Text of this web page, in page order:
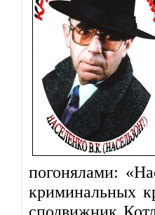
погонялами:
криминальных
сподвижник